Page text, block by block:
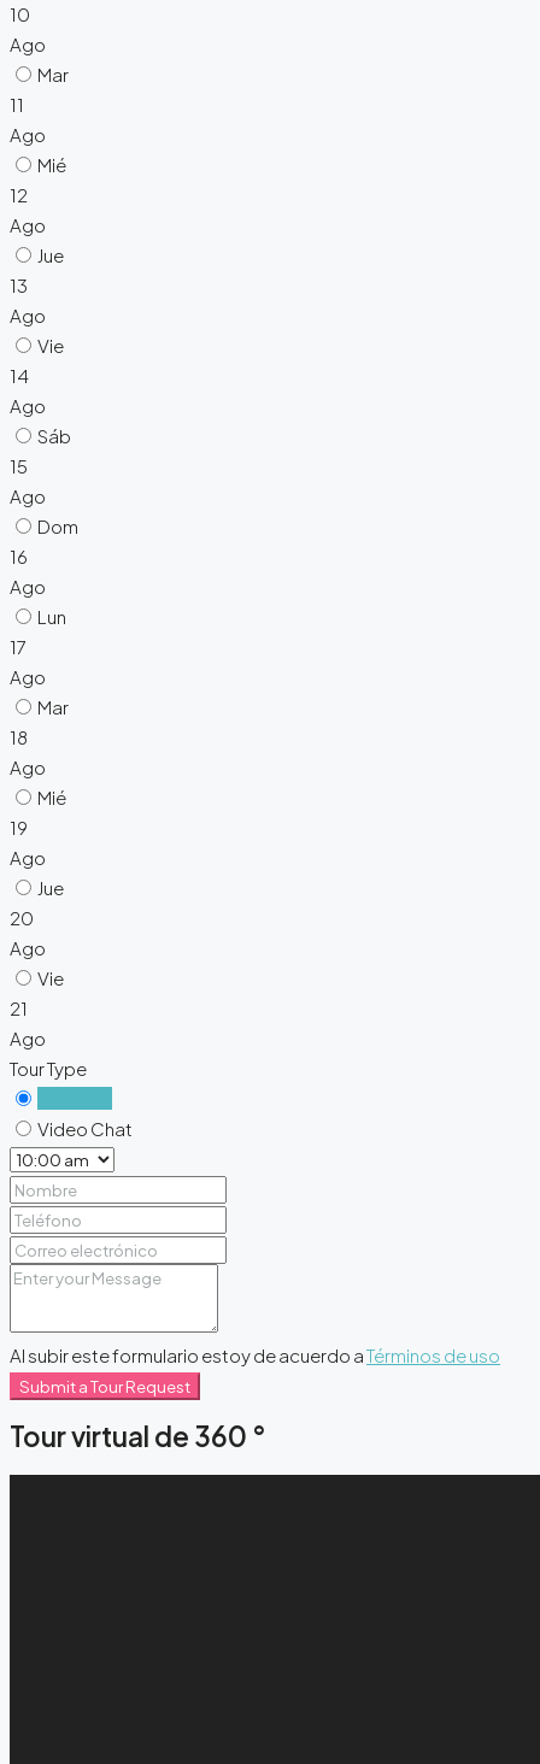
10
Ago
Mar
11
Ago
Mié
12
Ago
Jue
13
Ago
Vie
14
Ago
Sáb
15
Ago
Dom
16
Ago
Lun
17
Ago
Mar
18
Ago
Mié
19
Ago
Jue
20
Ago
Vie
21
Ago
Tour Type
Video Chat
Al subir este formulario estoy de acuerdo aTérminos de uso
Submit a Tour Request
Tour virtual de 360 ​​°